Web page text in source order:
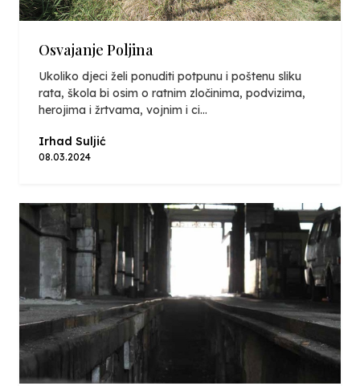
Osvajanje Poljina
Ukoliko djeci želi ponuditi potpunu i poštenu sliku
rata, škola bi osim o ratnim zločinima, podvizima,
herojima i žrtvama, vojnim i ci...
Irhad Suljić
08.03.2024